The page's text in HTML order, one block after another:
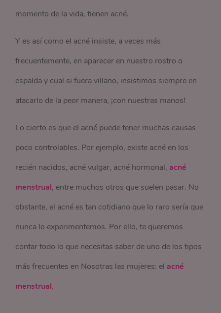
momento de la vida, tienen acné.
Y es así como el acné insiste, a veces más
frecuentemente, en aparecer en nuestro rostro o
espalda y cual si fuera villano, insistimos siempre en
atacarlo de la peor manera, ¡con nuestras manos!
Lo cierto es que el acné puede tener muchas causas
poco controlables. Por ejemplo, existe acné en los
recién nacidos, acné vulgar, acné hormonal, acné
menstrual, entre muchos otros que suelen pasar. No
obstante, el acné es tan cotidiano que lo raro sería que
nunca lo experimentemos. Por ello, te queremos
contar todo lo que necesitas saber de uno de los tipos
más frecuentes en Nosotras las mujeres: el acné
menstrual.